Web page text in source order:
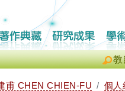
教
甫 CHEN CHIEN-FU 個人